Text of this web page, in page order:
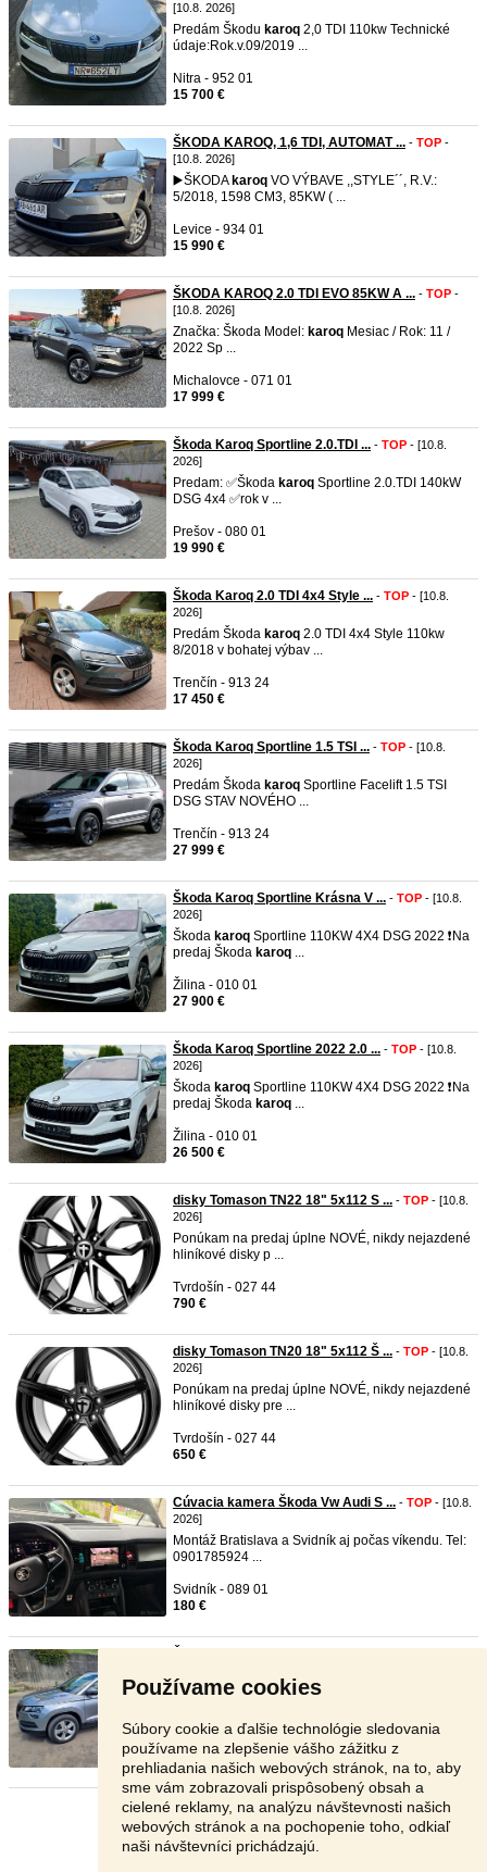
Používame cookies
Súbory cookie a ďalšie technológie sledovania
používame na zlepšenie vášho zážitku z
prehliadania našich webových stránok, na to, aby
sme vám zobrazovali prispôsobený obsah a
cielené reklamy, na analýzu návštevnosti našich
webových stránok a na pochopenie toho, odkiaľ
naši návštevníci prichádzajú.
[10.8. 2026]
Predám Škodu karoq 2,0 TDI 110kw Technické
údaje:Rok.v.09/2019 ...
Nitra - 952 01
15 700 €
ŠKODA KAROQ, 1,6 TDI, AUTOMAT ... - TOP -
[10.8. 2026]
▶️ŠKODA karoq VO VÝBAVE ,,STYLE´´, R.V.:
5/2018, 1598 CM3, 85KW ( ...
Levice - 934 01
15 990 €
ŠKODA KAROQ 2.0 TDI EVO 85KW A ... - TOP -
[10.8. 2026]
Značka: Škoda Model: karoq Mesiac / Rok: 11 /
2022 Sp ...
Michalovce - 071 01
17 999 €
Škoda Karoq Sportline 2.0.TDI ... - TOP - [10.8.
2026]
Predam: ✅Škoda karoq Sportline 2.0.TDI 140kW
DSG 4x4 ✅rok v ...
Prešov - 080 01
19 990 €
Škoda Karoq 2.0 TDI 4x4 Style ... - TOP - [10.8.
2026]
Predám Škoda karoq 2.0 TDI 4x4 Style 110kw
8/2018 v bohatej výbav ...
Trenčín - 913 24
17 450 €
Škoda Karoq Sportline 1.5 TSI ... - TOP - [10.8.
2026]
Predám Škoda karoq Sportline Facelift 1.5 TSI
DSG STAV NOVÉHO ...
Trenčín - 913 24
27 999 €
Škoda Karoq Sportline Krásna V ... - TOP - [10.8.
2026]
Škoda karoq Sportline 110KW 4X4 DSG 2022 ❗️Na
predaj Škoda karoq ...
Žilina - 010 01
27 900 €
Škoda Karoq Sportline 2022 2.0 ... - TOP - [10.8.
2026]
Škoda karoq Sportline 110KW 4X4 DSG 2022 ❗️Na
predaj Škoda karoq ...
Žilina - 010 01
26 500 €
disky Tomason TN22 18" 5x112 S ... - TOP - [10.8.
2026]
Ponúkam na predaj úplne NOVÉ, nikdy nejazdené
hliníkové disky p ...
Tvrdošín - 027 44
790 €
disky Tomason TN20 18" 5x112 Š ... - TOP - [10.8.
2026]
Ponúkam na predaj úplne NOVÉ, nikdy nejazdené
hliníkové disky pre ...
Tvrdošín - 027 44
650 €
Cúvacia kamera Škoda Vw Audi S ... - TOP - [10.8.
2026]
Montáž Bratislava a Svidník aj počas víkendu. Tel:
0901785924 ...
Svidník - 089 01
180 €
Predám Škodakaroq2.0 TDI 110 kW , r.v. 12/2018,
Brezno - 977 01
14 290 €
Stránka: 1 2 3 Ďalšia